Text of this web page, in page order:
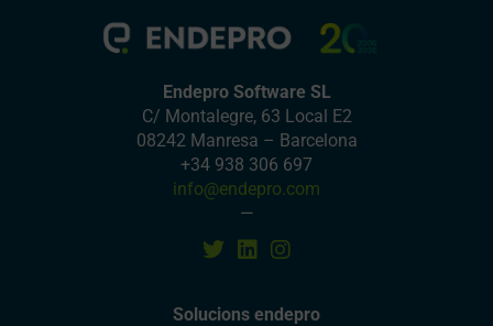
Endepro Software SL
C/ Montalegre, 63 Local E2
08242 Manresa – Barcelona
+34 938 306 697
info@endepro.com
—
Solucions endepro